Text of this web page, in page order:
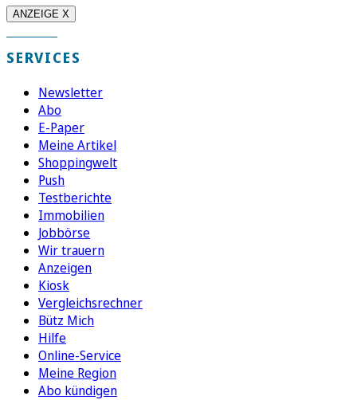
ANZEIGE X
SERVICES
Newsletter
Abo
E-Paper
Meine Artikel
Shoppingwelt
Push
Testberichte
Immobilien
Jobbörse
Wir trauern
Anzeigen
Kiosk
Vergleichsrechner
Bütz Mich
Hilfe
Online-Service
Meine Region
Abo kündigen